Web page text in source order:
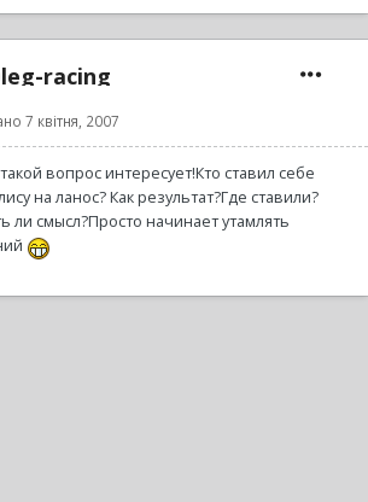
racing
7 квітня, 2007
вопрос интересует!Кто ставил себе
на ланос? Как результат?Где ставили?
ли смысл?Просто начинает утамлять